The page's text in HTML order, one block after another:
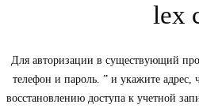
lex
Для авторизации в существующий
телефон и пароль. ” и укажите
восстановлению доступа к учетной